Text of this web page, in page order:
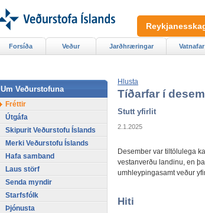
Hlusta
Tíðarfar í
Stutt yfirlit
2.1.2025
Desember var tiltölulega
vestanverðu landinu, en
umhleypingasamt veður
Hiti
Forsíða Veður Jarðhræringar Vatnafar
Um Veðurstofuna
Fréttir
Útgáfa
Skipurit Veðurstofu Íslands
Merki Veðurstofu Íslands
Hafa samband
Laus störf
Senda myndir
Starfsfólk
Þjónusta